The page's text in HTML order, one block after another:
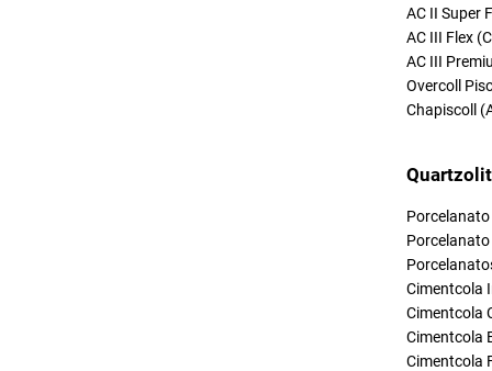
AC II Super
AC III Flex
AC III
Overcoll
Chapiscoll
Porcelanato
Porcelanato
Cimentcola
Cimentcola
Cimentcola
Cimentcola